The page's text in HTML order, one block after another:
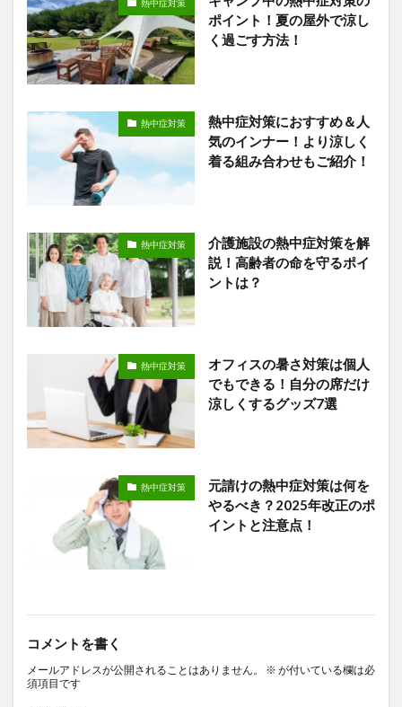
熱中症対策
ポイント！夏の屋外で涼し
く過ごす方法！
熱中症対策
熱中症対策におすすめ＆人
気のインナー！より涼しく
着る組み合わせもご紹介！
熱中症対策
介護施設の熱中症対策を解
説！高齢者の命を守るポイ
ントは？
熱中症対策
オフィスの暑さ対策は個人
でもできる！自分の席だけ
涼しくするグッズ7選
熱中症対策
元請けの熱中症対策は何を
やるべき？2025年改正のポ
イントと注意点！
コメントを書く
メールアドレスが公開されることはありません。 ※ が付いている欄は必
須項目です